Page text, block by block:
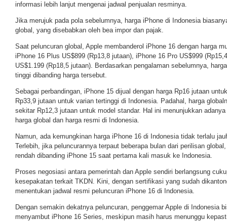
informasi lebih lanjut mengenai jadwal penjualan resminya.
Jika merujuk pada pola sebelumnya, harga iPhone di Indonesia
global, yang disebabkan oleh bea impor dan pajak.
Saat peluncuran global, Apple membanderol iPhone 16 dengan harga
iPhone 16 Plus US$899 (Rp13,8 jutaan), iPhone 16 Pro US$999
US$1.199 (Rp18,5 jutaan). Berdasarkan pengalaman sebelumnya,
tinggi dibanding harga tersebut.
Sebagai perbandingan, iPhone 15 dijual dengan harga Rp16 jutaan
Rp33,9 jutaan untuk varian tertinggi di Indonesia. Padahal, harga
sekitar Rp12,3 jutaan untuk model standar. Hal ini menunjukkan
harga global dan harga resmi di Indonesia.
Namun, ada kemungkinan harga iPhone 16 di Indonesia tidak terlalu
Terlebih, jika peluncurannya terpaut beberapa bulan dari perilisan
rendah dibanding iPhone 15 saat pertama kali masuk ke Indonesia.
Proses negosiasi antara pemerintah dan Apple sendiri berlangsung
kesepakatan terkait TKDN. Kini, dengan sertifikasi yang sudah
menentukan jadwal resmi peluncuran iPhone 16 di Indonesia.
Dengan semakin dekatnya peluncuran, penggemar Apple di Indonesia
menyambut iPhone 16 Series, meskipun masih harus menunggu